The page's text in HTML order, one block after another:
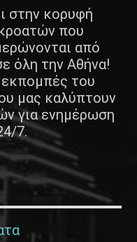
στην κορυφή
που
από
όλη την Αθήνα!
εκπομπές του
μας καλύπτουν
για ενημέρωση
7.